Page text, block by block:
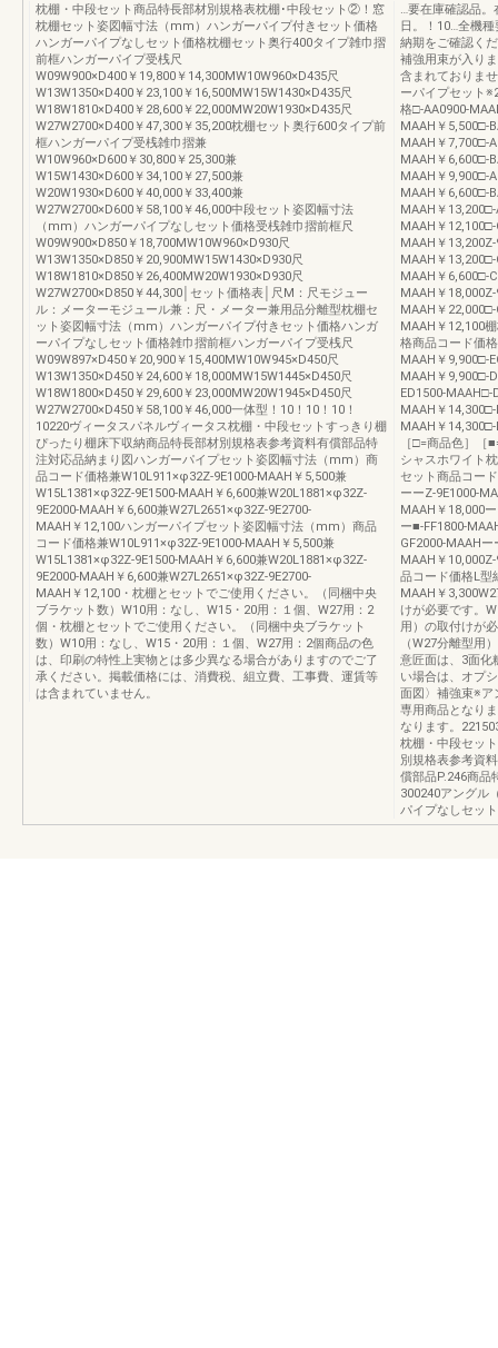
枕棚・中段セット商品特長部材別規格表枕棚･中段セット②！窓
枕棚セット姿図幅寸法（mm）ハンガーパイプ付きセット価格
ハンガーパイプなしセット価格枕棚セット奥行400タイプ雑巾摺
前框ハンガーパイプ受桟尺
W09W900×D400￥19,800￥14,300MW10W960×D435尺
W13W1350×D400￥23,100￥16,500MW15W1430×D435尺
W18W1810×D400￥28,600￥22,000MW20W1930×D435尺
W27W2700×D400￥47,300￥35,200枕棚セット奥行600タイプ前
框ハンガーパイプ受桟雑巾摺兼
W10W960×D600￥30,800￥25,300兼
W15W1430×D600￥34,100￥27,500兼
W20W1930×D600￥40,000￥33,400兼
W27W2700×D600￥58,100￥46,000中段セット姿図幅寸法
（mm）ハンガーパイプなしセット価格受桟雑巾摺前框尺
W09W900×D850￥18,700MW10W960×D930尺
W13W1350×D850￥20,900MW15W1430×D930尺
W18W1810×D850￥26,400MW20W1930×D930尺
W27W2700×D850￥44,300│セット価格表│尺M：尺モジュー
ル：メーターモジュール兼：尺・メーター兼用品分離型枕棚セ
ット姿図幅寸法（mm）ハンガーパイプ付きセット価格ハンガ
ーパイプなしセット価格雑巾摺前框ハンガーパイプ受桟尺
W09W897×D450￥20,900￥15,400MW10W945×D450尺
W13W1350×D450￥24,600￥18,000MW15W1445×D450尺
W18W1800×D450￥29,600￥23,000MW20W1945×D450尺
W27W2700×D450￥58,100￥46,000一体型！10！10！10！
10220ヴィータスパネルヴィータス枕棚・中段セットすっきり棚
ぴったり棚床下収納商品特長部材別規格表参考資料有償部品特
注対応品納まり図ハンガーパイプセット姿図幅寸法（mm）商
品コード価格兼W10L911×φ32Z-9E1000-MAAH￥5,500兼
W15L1381×φ32Z-9E1500-MAAH￥6,600兼W20L1881×φ32Z-
9E2000-MAAH￥6,600兼W27L2651×φ32Z-9E2700-
MAAH￥12,100ハンガーパイプセット姿図幅寸法（mm）商品
コード価格兼W10L911×φ32Z-9E1000-MAAH￥5,500兼
W15L1381×φ32Z-9E1500-MAAH￥6,600兼W20L1881×φ32Z-
9E2000-MAAH￥6,600兼W27L2651×φ32Z-9E2700-
MAAH￥12,100・枕棚とセットでご使用ください。（同梱中央
ブラケット数）W10用：なし、W15・20用：１個、W27用：2
個・枕棚とセットでご使用ください。（同梱中央ブラケット
数）W10用：なし、W15・20用：１個、W27用：2個商品の色
は、印刷の特性上実物とは多少異なる場合がありますのでご了
承ください。掲載価格には、消費税、組立費、工事費、運賃等
は含まれていません。
…要在庫確認品。
日。！10…全機
納期をご確認く
補強用束が入り
含まれておりま
ーパイプセット
格□-AA0900-
MAAH￥5,500□-
MAAH￥7,700□-
MAAH￥6,600□-
MAAH￥9,900□-
MAAH￥6,600□-
MAAH￥
MAAH￥
MAAH￥
MAAH￥
MAAH￥6,600□-
MAAH￥
MAAH￥
MAAH￥12,100
格商品コード価
MAAH￥9,900□-
MAAH￥9,900□-
ED1500-MAAH□-
MAAH￥
MAAH￥
［□=商品色］
シャスホワイト
セット商品コー
ーーZ-9E1000-
MAAH￥18,000
ー■-FF1800-
GF2000-MAAH
MAAH￥
品コード価格L型
MAAH￥
けが必要です。
用）の取付けが
（W27分離型用
意匠面は、3面化
い場合は、オプ
面図〉補強束※ア
専用商品となり
なります。
枕棚・中段セッ
別規格表参考資
償部品P.246商品
300240アングル
パイプなしセッ